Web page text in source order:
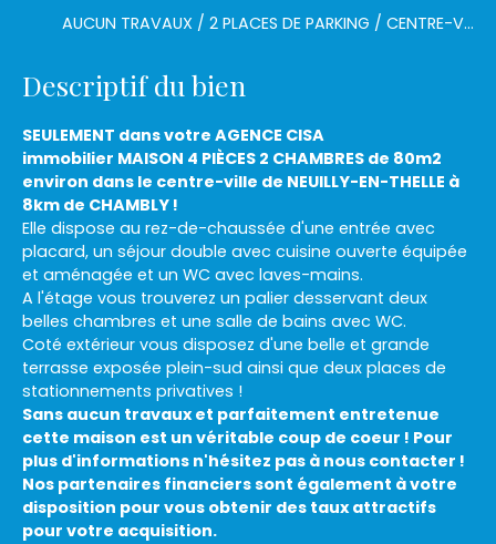
AUCUN TRAVAUX / 2 PLACES DE PARKING / CENTRE-VILLE
Descriptif du bien
SEULEMENT dans votre AGENCE CISA
immobilier MAISON 4 PIÈCES 2 CHAMBRES de 80m2
environ dans le centre-ville de NEUILLY-EN-THELLE à
8km de CHAMBLY !
Elle dispose au rez-de-chaussée d'une entrée avec
placard, un séjour double avec cuisine ouverte équipée
et aménagée et un WC avec laves-mains.
A l'étage vous trouverez un palier desservant deux
belles chambres et une salle de bains avec WC.
Coté extérieur vous disposez d'une belle et grande
terrasse exposée plein-sud ainsi que deux places de
stationnements privatives !
Sans aucun travaux et parfaitement entretenue
cette maison est un véritable coup de coeur ! Pour
plus d'informations n'hésitez pas à nous contacter !
Nos partenaires financiers sont également à votre
disposition pour vous obtenir des taux attractifs
pour votre acquisition.